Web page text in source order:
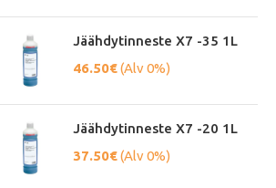
Jäähdytinneste X7 -35 1L
46.50€(Alv 0%)
Jäähdytinneste X7 -20 1L
37.50€(Alv 0%)